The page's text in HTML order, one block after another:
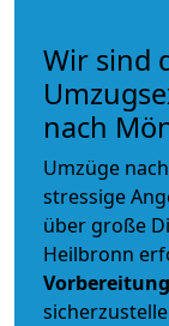
Wir sind
nach
Umzüge
stressige
über große
Heilbronn